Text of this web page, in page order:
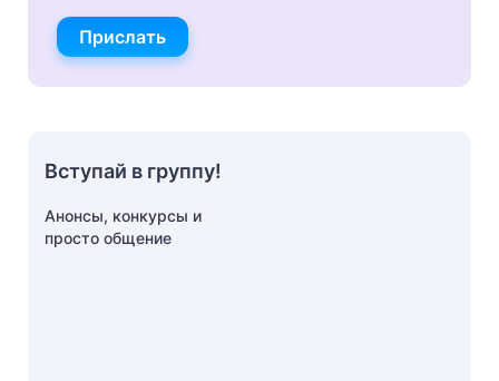
Прислать
Вступай в группу!
Анонсы, конкурсы и
просто общение